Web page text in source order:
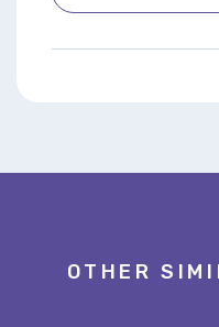
OTHER